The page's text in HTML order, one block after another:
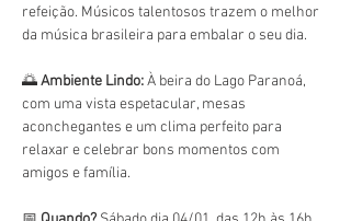
refeição. Músicos talentosos trazem o melhor
da música brasileira para embalar o seu dia.
🌅 Ambiente Lindo: À beira do Lago Paranoá,
com uma vista espetacular, mesas
aconchegantes e um clima perfeito para
relaxar e celebrar bons momentos com
amigos e família.